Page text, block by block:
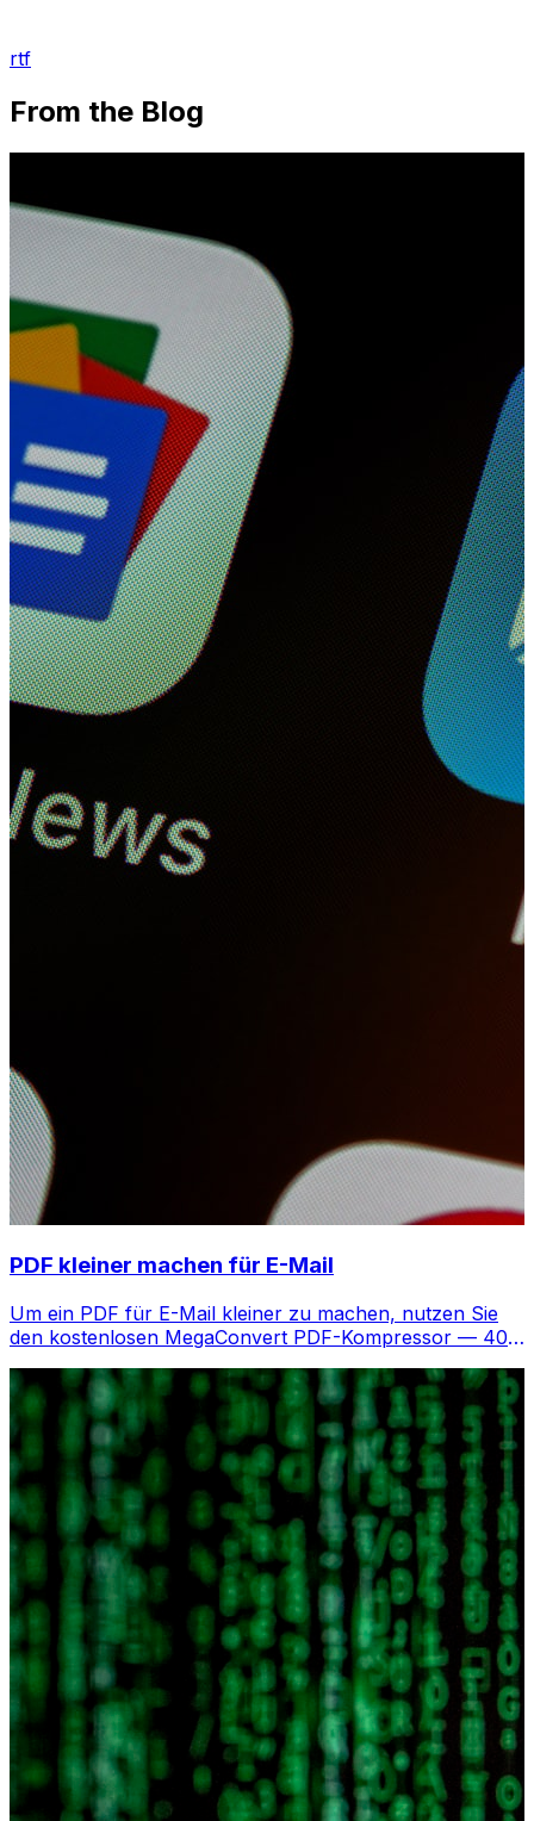
rtf
From the Blog
PDF kleiner machen für E-Mail
Um ein PDF für E-Mail kleiner zu machen, nutzen Sie
den kostenlosen MegaConvert PDF-Kompressor — 40-